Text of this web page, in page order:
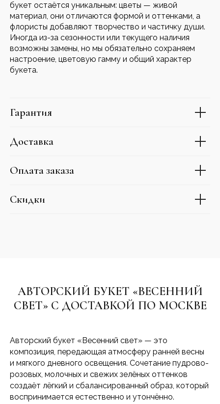
букет остаётся уникальным: цветы — живой
материал, они отличаются формой и оттенками, а
флористы добавляют творчество и частичку души.
Иногда из-за сезонности или текущего наличия
возможны замены, но мы обязательно сохраняем
настроение, цветовую гамму и общий характер
букета.
Гарантия
Доставка
Оплата заказа
Скидки
АВТОРСКИЙ БУКЕТ «ВЕСЕННИЙ
СВЕТ» С ДОСТАВКОЙ ПО МОСКВЕ
Авторский букет «Весенний свет» — это
композиция, передающая атмосферу ранней весны
и мягкого дневного освещения. Сочетание пудрово-
розовых, молочных и свежих зелёных оттенков
создаёт лёгкий и сбалансированный образ, который
воспринимается естественно и утончённо.